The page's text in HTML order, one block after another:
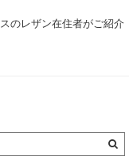
のレザン在住者がご紹介